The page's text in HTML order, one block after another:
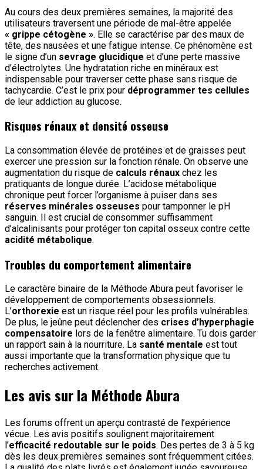
Au cours des deux premières semaines, la majorité des
utilisateurs traversent une période de mal-être appelée
« grippe cétogène ». Elle se caractérise par des maux de
tête, des nausées et une fatigue intense. Ce phénomène est
le signe d’un sevrage glucidique et d’une perte massive
d’électrolytes. Une hydratation riche en minéraux est
indispensable pour traverser cette phase sans risque de
tachycardie. C’est le prix pour déprogrammer tes cellules
de leur addiction au glucose.
Risques rénaux et densité osseuse
La consommation élevée de protéines et de graisses peut
exercer une pression sur la fonction rénale. On observe une
augmentation du risque de calculs rénaux chez les
pratiquants de longue durée. L’acidose métabolique
chronique peut forcer l’organisme à puiser dans ses
réserves minérales osseuses pour tamponner le pH
sanguin. Il est crucial de consommer suffisamment
d’alcalinisants pour protéger ton capital osseux contre cette
acidité métabolique.
Troubles du comportement alimentaire
Le caractère binaire de la Méthode Abura peut favoriser le
développement de comportements obsessionnels.
L’orthorexie est un risque réel pour les profils vulnérables.
De plus, le jeûne peut déclencher des crises d’hyperphagie
compensatoire lors de la fenêtre alimentaire. Tu dois garder
un rapport sain à la nourriture. La santé mentale est tout
aussi importante que la transformation physique que tu
recherches activement.
Les avis sur la Méthode Abura
Les forums offrent un aperçu contrasté de l’expérience
vécue. Les avis positifs soulignent majoritairement
l’efficacité redoutable sur le poids. Des pertes de 3 à 5 kg
dès les deux premières semaines sont fréquemment citées.